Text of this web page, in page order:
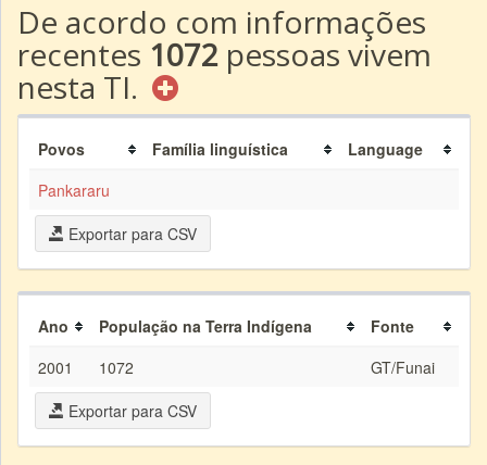
De acordo com informações
recentes 1072 pessoas vivem
nesta TI.
Povos Família linguística
Language
Pankararu
Exportar para CSV
Ano População na Terra Indígena
Fonte
2001
1072
GT/Funai
Exportar para CSV